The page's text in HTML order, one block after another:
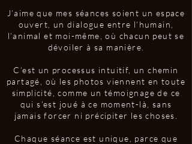
J’aime que mes séances soient un espace
ouvert, un dialogue entre l’humain,
l’animal et moi-même, où chacun peut se
dévoiler à sa manière.
C’est un processus intuitif, un chemin
partagé, où les photos viennent en toute
simplicité, comme un témoignage de ce
qui s’est joué à ce moment-là, sans
jamais forcer ni précipiter les choses.
Chaque séance est unique, parce que